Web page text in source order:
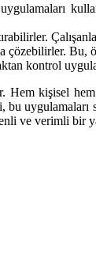
çözebilirler.
kontrol
kişisel
ve verimli bir